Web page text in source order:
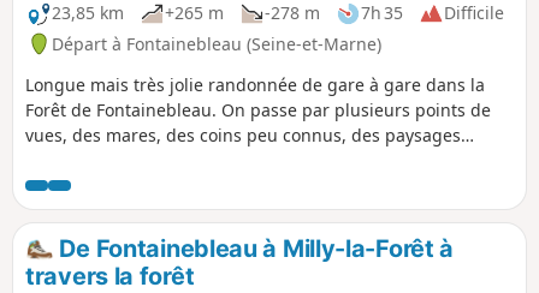
23,85 km
+265 m -278 m 7h 35
Difficile
Départ à Fontainebleau (Seine-et-Marne)
Longue mais très jolie randonnée de gare à gare dans la
Forêt de Fontainebleau. On passe par plusieurs points de
vues, des mares, des coins peu connus, des paysages
De Fontainebleau à Milly-la-Forêt à
travers la forêt